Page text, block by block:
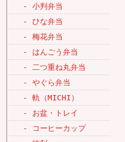
- 小判弁当
- ひな弁当
- 梅花弁当
- はんごう弁当
- 二つ重ね丸弁当
- やぐら弁当
- 軌（MICHI）
- お盆・トレイ
- コーヒーカップ